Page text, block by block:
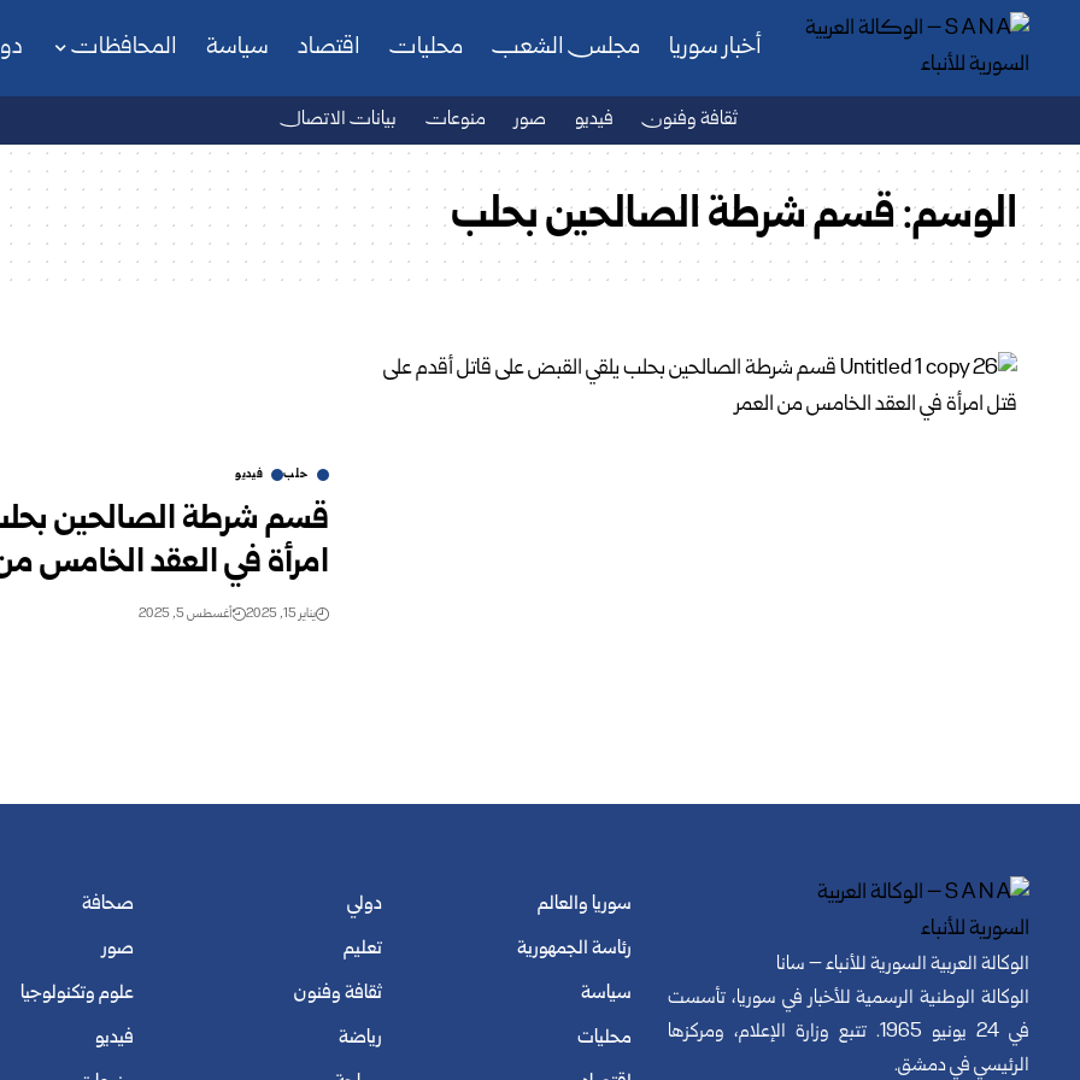
أخبار سوريا مجلس الشعب محليات اقتصاد سياسة المحافظات
ثقافة وفنون فيديو صور منوعات بيانات الاتصال
الوسم:قسم شرطة الصالحين بحلب
حلب فيديو
قسم شرطة الصالحين
امرأة في العقد الخامس
يناير 15, 2025 أغسطس 5, 2025
الوكالة العربية السورية للأنباء – سانا
الوكالة الوطنية الرسمية للأخبار في سوريا، تأسست
في 24 يونيو 1965. تتبع وزارة الإعلام، ومركزها
الرئيسي في دمشق.
سوريا والعالم
رئاسة الجمهورية
سياسة
محليات
دولي
تعليم
ثقافة وفنون
رياضة
صحافة
صور
علوم وتكنولوجيا
فيديو